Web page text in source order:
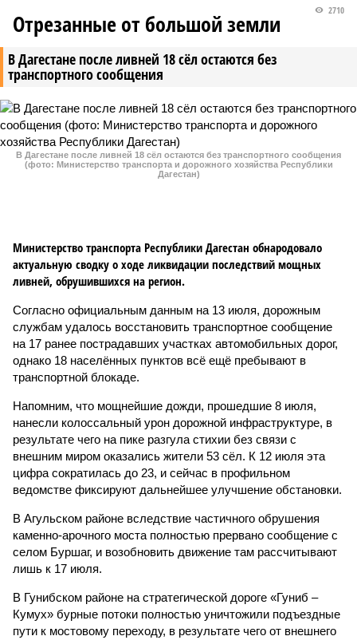
В Дагестане после ливней 18 сёл остаются без
транспортного сообщения
2710
Отрезанные от большой земли
В Дагестане после ливней 18 сёл остаются без транспортного сообщения
(фото: Министерство транспорта и дорожного хозяйства Республики
Дагестан)
Министерство транспорта Республики Дагестан обнародовало
актуальную сводку о ходе ликвидации последствий мощных
ливней, обрушившихся на регион.
Согласно официальным данным на 13 июля, дорожным
службам удалось восстановить транспортное сообщение
на 17 ранее пострадавших участках автомобильных дорог,
однако 18 населённых пунктов всё ещё пребывают в
транспортной блокаде.
Напомним, что мощнейшие дожди, прошедшие 8 июля,
нанесли колоссальный урон дорожной инфраструктуре, в
результате чего на пике разгула стихии без связи с
внешним миром оказались жители 53 сёл. К 12 июля эта
цифра сократилась до 23, и сейчас в профильном
ведомстве фиксируют дальнейшее улучшение обстановки.
В Агульском районе вследствие частичного обрушения
каменно-арочного моста полностью прервано сообщение с
селом Буршаг, и возобновить движение там рассчитывают
лишь к 17 июля.
В Гунибском районе на стратегической дороге «Гуниб –
Кумух» бурные потоки полностью уничтожили подъездные
пути к мостовому переходу, в результате чего от внешнего